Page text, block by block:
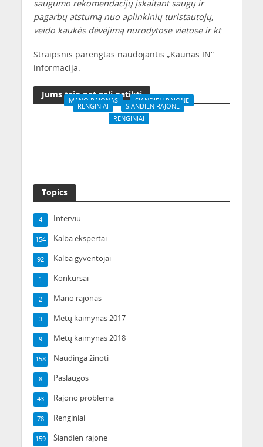
saugumo rekomendacijų įskaitant saugų ir
pagarbų atstumą nuo aplinkinių turistautojų,
veido kaukės dėvėjimą nurodytose vietose ir kt
Straipsnis parengtas naudojantis „Kaunas IN“
informacija.
Jums taip pat gali patikti
MANO RAJONAS ŠIANDIEN RAJONE
Miesto panorama nuo
RENGINIAI ŠIANDIEN RAJONE
„Kaunieti, lipk į turisto
RENGINIAI
Topics
Interviu
4
Kalba ekspertai
154
Kalba gyventojai
92
Konkursai
1
Mano rajonas
2
Metų kaimynas 2017
3
Metų kaimynas 2018
9
Naudinga žinoti
158
Paslaugos
8
Rajono problema
43
Renginiai
78
Šiandien rajone
159